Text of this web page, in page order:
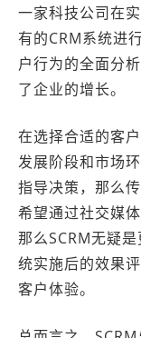
一家科技公司在
有的CRM系统进
户行为的全面分
了企业的增长。
在选择合适的客
发展阶段和市场
指导决策，那么
希望通过社交媒
那么SCRM无疑
统实施后的效果
客户体验。